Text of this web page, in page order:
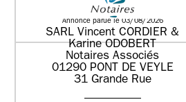
Annonce parue le 03/08/2026
SARL Vincent CORDIER &
Karine ODOBERT
Notaires Associés
01290 PONT DE VEYLE
31 Grande Rue